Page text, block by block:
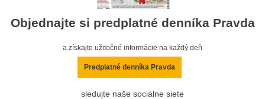
Objednajte si predplatné denníka Pravda
a získajte užitočné informácie na každý deň
Predplatné denníka Pravda
sledujte naše sociálne siete